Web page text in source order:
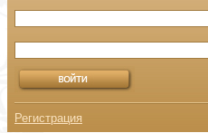
Регистрация